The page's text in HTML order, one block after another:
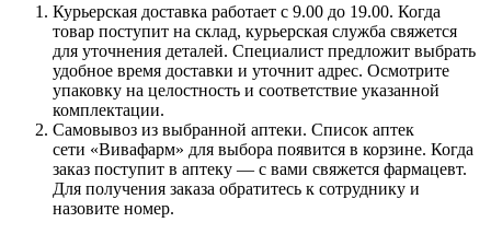
Курьерская доставка работает с 9.00 до 19.00. Когда
товар поступит на склад, курьерская служба свяжется
для уточнения деталей. Специалист предложит выбрать
удобное время доставки и уточнит адрес. Осмотрите
упаковку на целостность и соответствие указанной
комплектации.
Самовывоз из выбранной аптеки. Список аптек
сети «Вивафарм» для выбора появится в корзине. Когда
заказ поступит в аптеку — с вами свяжется фармацевт.
Для получения заказа обратитесь к сотруднику и
назовите номер.